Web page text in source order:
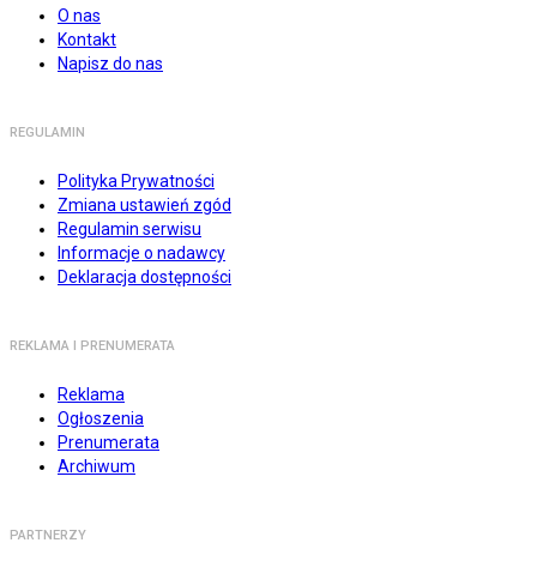
O nas
Kontakt
Napisz do nas
REGULAMIN
Polityka Prywatności
Zmiana ustawień zgód
Regulamin serwisu
Informacje o nadawcy
Deklaracja dostępności
REKLAMA I PRENUMERATA
Reklama
Ogłoszenia
Prenumerata
Archiwum
PARTNERZY